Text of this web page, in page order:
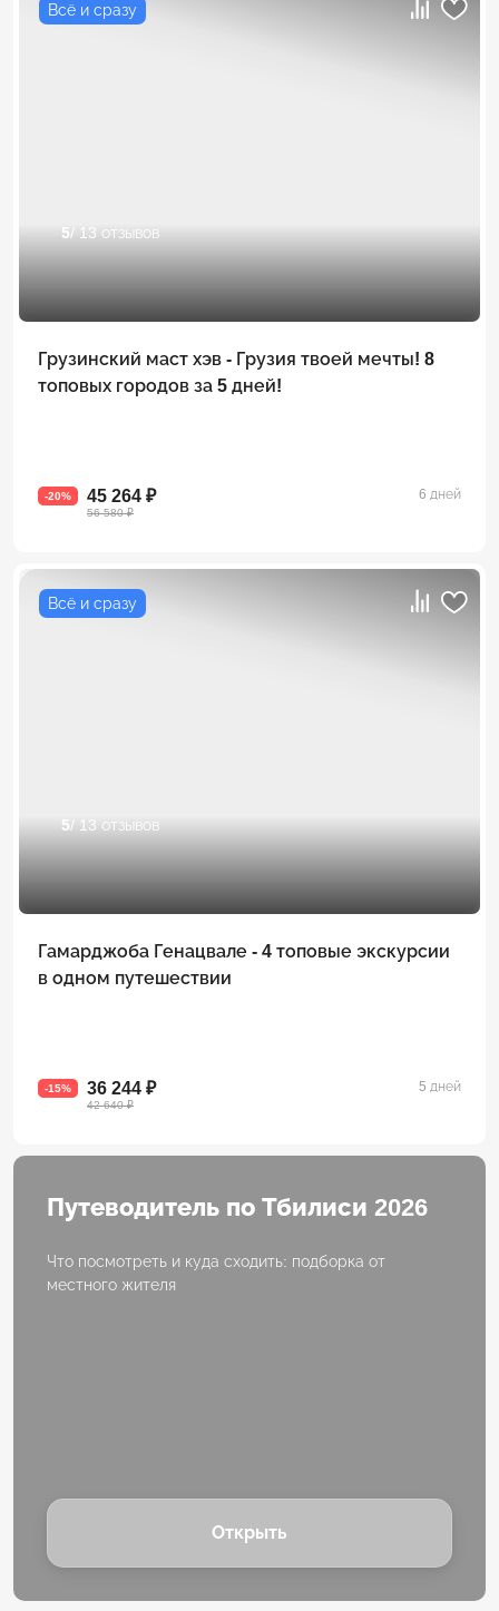
Всё и сразу
5/ 13 отзывов
Грузинский маст хэв - Грузия твоей мечты! 8
топовых городов за 5 дней!
-20% 45 264 ₽
56 580 ₽
6 дней
Всё и сразу
5/ 13 отзывов
Гамарджоба Генацвале - 4 топовые экскурсии
в одном путешествии
-15% 36 244 ₽
42 640 ₽
5 дней
Путеводитель по Тбилиси 2026
Что посмотреть и куда сходить: подборка от
местного жителя
Открыть